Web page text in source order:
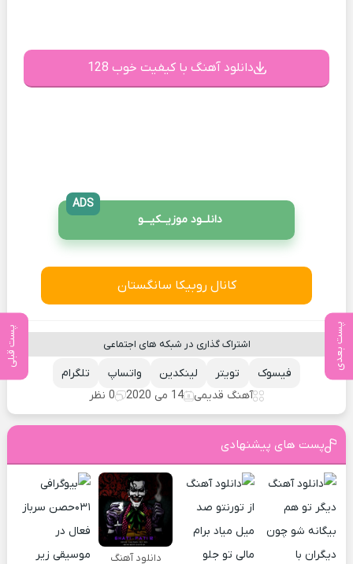
پست بعدی پست قبلی
دانلود آهنگ با کیفیت خوب 128
دانلــود موزیــکیـــو
ADS
کانال روبیکا سانگستان
اشتراک گذاری در شبکه های اجتماعی
تلگرام واتساپ لینکدین تویتر
فیسوک
آهنگ قدیمی
14 می 2020 0 نظر
پست های پیشنهادی
دانلود آهنگ